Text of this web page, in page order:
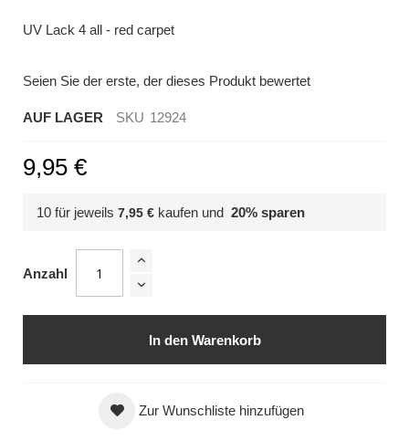
der
UV Lack 4 all - red carpet
Seien Sie der erste, der dieses Produkt bewertet
AUF LAGER SKU 12924
9,95 €
10 für jeweils 7,95 € kaufen und 20% sparen
Anzahl
In den Warenkorb
Zur Wunschliste hinzufügen